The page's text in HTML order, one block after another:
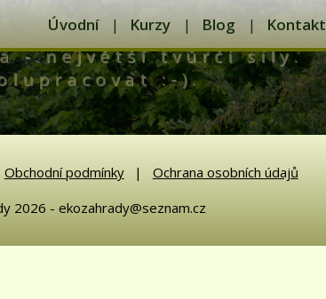
Úvodní Kurzy Blog Kontakt
- největší tvůrčí síly.
:-).
Obchodní podmínky
Ochrana osobních údajů
2026 - ekozahrady@seznam.cz